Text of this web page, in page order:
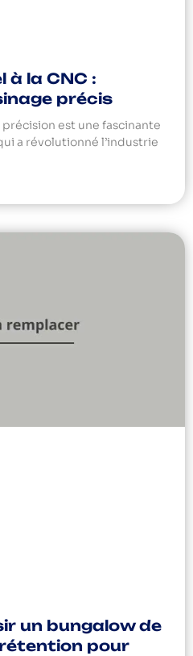
à la CNC :
précis
précision est une fascinante
a révolutionné l’industrie
un bungalow de
pour